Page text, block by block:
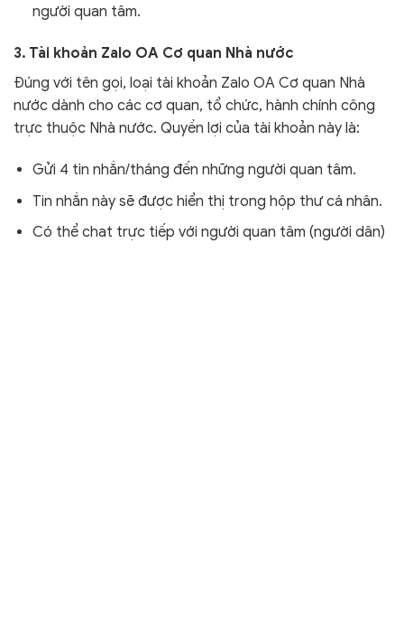
người quan tâm.
3. Tài khoản Zalo OA Cơ quan Nhà nước
Đúng với tên gọi, loại tài khoản Zalo OA Cơ quan Nhà
nước dành cho các cơ quan, tổ chức, hành chính công
trực thuộc Nhà nước. Quyền lợi của tài khoản này là:
Gửi 4 tin nhắn/tháng đến những người quan tâm.
Tin nhắn này sẽ được hiển thị trong hộp thư cá nhân.
Có thể chat trực tiếp với người quan tâm (người dân)